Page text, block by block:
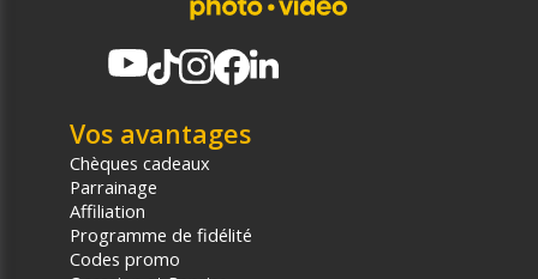
Vos avantages
Chèques cadeaux
Parrainage
Affiliation
Programme de fidélité
Codes promo